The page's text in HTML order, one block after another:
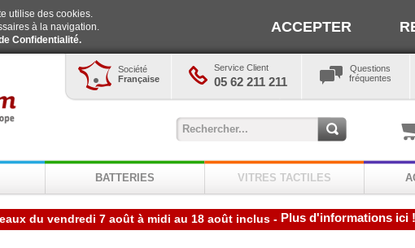
utilise des cookies.
à la navigation.
Confidentialité.
ACCEPTER
Société
Française
Service Client
05 62 211 211
Questions
fréquentes
BATTERIES VITRES TACTILES
- Plus d'informations ici !